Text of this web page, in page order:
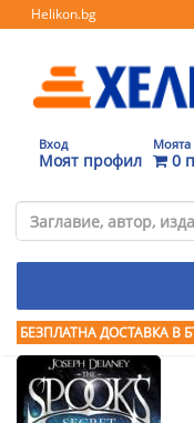
Helikon.bg
Вход
Моят профил 0
БЕЗПЛАТНА ДОСТАВКА В